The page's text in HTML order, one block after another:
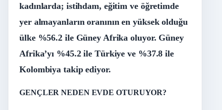
kadınlarda; istihdam, eğitim ve öğretimde
yer almayanların oranının en yüksek olduğu
ülke %56.2 ile Güney Afrika oluyor. Güney
Afrika’yı %45.2 ile Türkiye ve %37.8 ile
Kolombiya takip ediyor.
GENÇLER NEDEN EVDE OTURUYOR?